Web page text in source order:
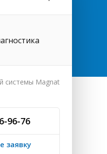
96-76
заявку